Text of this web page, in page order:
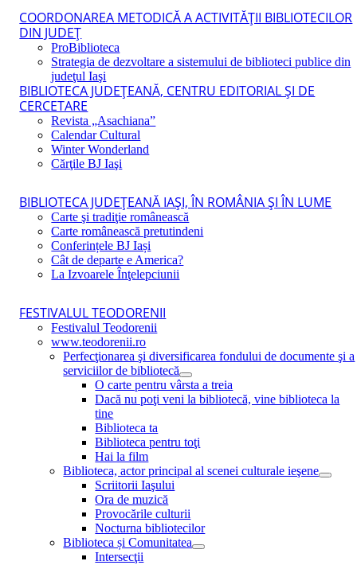
COORDONAREA METODICĂ A ACTIVITĂŢII BIBLIOTECILOR
DIN JUDEŢ
ProBiblioteca
Strategia de dezvoltare a sistemului de biblioteci publice din
judeţul Iaşi
BIBLIOTECA JUDEŢEANĂ, CENTRU EDITORIAL ŞI DE
CERCETARE
Revista „Asachiana”
Calendar Cultural
Winter Wonderland
Cărţile BJ Iaşi
BIBLIOTECA JUDEŢEANĂ IAŞI, ÎN ROMÂNIA ŞI ÎN LUME
Carte şi tradiţie românească
Carte românească pretutindeni
Conferințele BJ Iași
Cât de departe e America?
La Izvoarele Înţelepciunii
FESTIVALUL TEODORENII
Festivalul Teodorenii
www.teodorenii.ro
Perfecţionarea şi diversificarea fondului de documente şi a
serviciilor de bibliotecă
O carte pentru vârsta a treia
Dacă nu poţi veni la bibliotecă, vine biblioteca la
tine
Biblioteca ta
Biblioteca pentru toţi
Hai la film
Biblioteca, actor principal al scenei culturale ieşene
Scriitorii Iaşului
Ora de muzică
Provocările culturii
Nocturna bibliotecilor
Biblioteca și Comunitatea
Intersecţii